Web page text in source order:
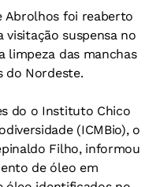
Abrolhos foi reaberto
visitação suspensa no
limpeza das manchas
do Nordeste.
do o Instituto Chico
(ICMBio), o
Filho, informou
de óleo em